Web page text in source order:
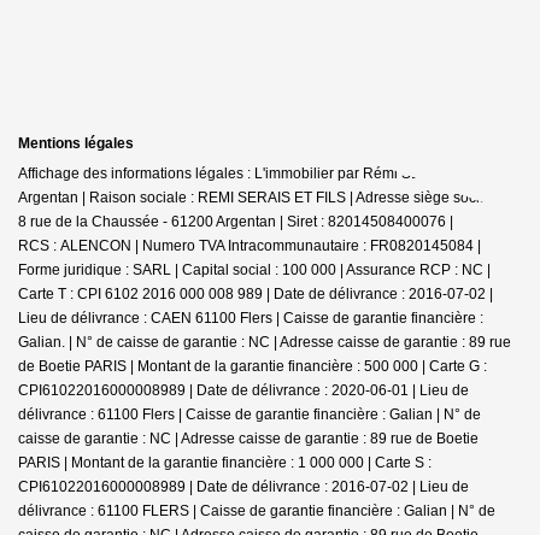
Mentions légales
Affichage des informations légales : L'immobilier par Rémi SERAIS -
Argentan | Raison sociale : REMI SERAIS ET FILS | Adresse siège social : 6-
8 rue de la Chaussée - 61200 Argentan | Siret : 82014508400076 |
RCS : ALENCON | Numero TVA Intracommunautaire : FR0820145084 |
Forme juridique : SARL | Capital social : 100 000 | Assurance RCP : NC |
Carte T : CPI 6102 2016 000 008 989 | Date de délivrance : 2016-07-02 |
Lieu de délivrance : CAEN 61100 Flers | Caisse de garantie financière :
Galian. | N° de caisse de garantie : NC | Adresse caisse de garantie : 89 rue
de Boetie PARIS | Montant de la garantie financière : 500 000 | Carte G :
CPI61022016000008989 | Date de délivrance : 2020-06-01 | Lieu de
délivrance : 61100 Flers | Caisse de garantie financière : Galian | N° de
caisse de garantie : NC | Adresse caisse de garantie : 89 rue de Boetie
PARIS | Montant de la garantie financière : 1 000 000 | Carte S :
CPI61022016000008989 | Date de délivrance : 2016-07-02 | Lieu de
délivrance : 61100 FLERS | Caisse de garantie financière : Galian | N° de